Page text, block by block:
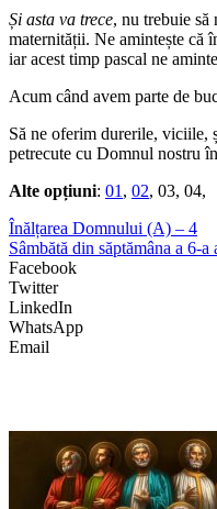
Și asta va trece, nu trebuie să
maternității. Ne amintește că
iar acest timp pascal ne
Acum când avem parte de
Să ne oferim durerile, viciile,
petrecute cu Domnul nostru
Alte opțiuni: 01 , 02, 03, 04,
Înălțarea Domnului (A) – 4
Sâmbătă din săptămâna a 6-a
Facebook
Twitter
LinkedIn
WhatsApp
Email